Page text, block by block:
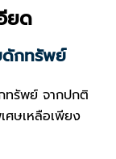
ดักทรัพย์
ทรัพย์ จากปกติ
ศษเหลือเพียง
ยด